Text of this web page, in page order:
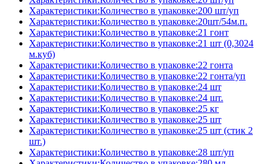
Характеристики:Количество в упаковке:200 шт/уп
Характеристики:Количество в упаковке:20шт/54м.п.
Характеристики:Количество в упаковке:21 гонт
Характеристики:Количество в упаковке:21 шт (0,3024
м.куб)
Характеристики:Количество в упаковке:22 гонта
Характеристики:Количество в упаковке:22 гонта/уп
Характеристики:Количество в упаковке:24 шт
Характеристики:Количество в упаковке:24 шт.
Характеристики:Количество в упаковке:25 кг
Характеристики:Количество в упаковке:25 шт
Характеристики:Количество в упаковке:25 шт (стик 2
шт.)
Характеристики:Количество в упаковке:28 шт/уп